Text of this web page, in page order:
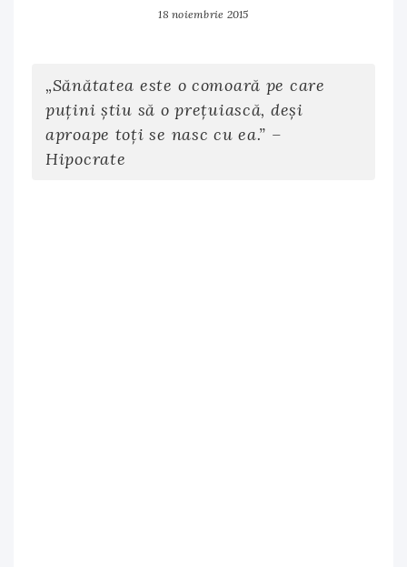
18 noiembrie 2015
„Sănătatea este o comoară pe care
puțini știu să o prețuiască, deși
aproape toți se nasc cu ea.” –
Hipocrate